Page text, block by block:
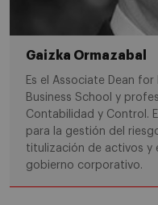
Gaizka Ormazabal
Es el Associate Dean for
Business School y
Contabilidad y Control.
para la gestión del
titulización de activos y
gobierno corporativo.